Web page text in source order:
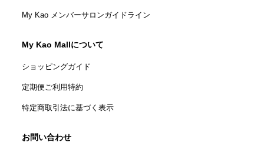
My Kao メンバーサロンガイドライン
My Kao Mallについて
ショッピングガイド
定期便ご利用特約
特定商取引法に基づく表示
お問い合わせ